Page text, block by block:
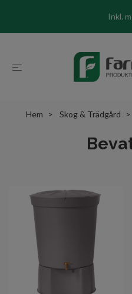
Inkl.
Hem Skog & Trädgård